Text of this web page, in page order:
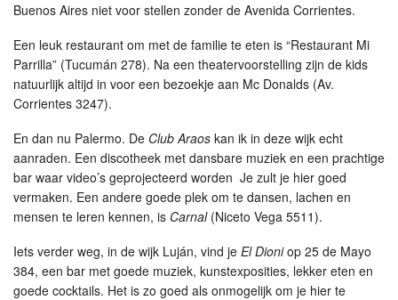
Buenos Aires niet voor stellen zonder de Avenida Corrientes.
Een leuk restaurant om met de familie te eten is “Restaurant Mi
Parrilla” (Tucumán 278). Na een theatervoorstelling zijn de kids
natuurlijk altijd in voor een bezoekje aan Mc Donalds (Av.
Corrientes 3247).
En dan nu Palermo. De Club Araos kan ik in deze wijk echt
aanraden. Een discotheek met dansbare muziek en een prachtige
bar waar video’s geprojecteerd worden Je zult je hier goed
vermaken. Een andere goede plek om te dansen, lachen en
mensen te leren kennen, is Carnal(Niceto Vega 5511).
Iets verder weg, in de wijk Luján, vind je El Dioniop 25 de Mayo
384, een bar met goede muziek, kunstexposities, lekker eten en
goede cocktails. Het is zo goed als onmogelijk om je hier te